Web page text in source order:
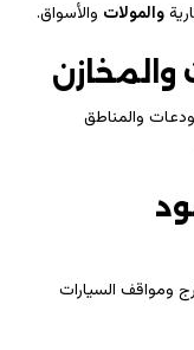
والمولات والأسواق.
والمناطق
ومواقف السيارات